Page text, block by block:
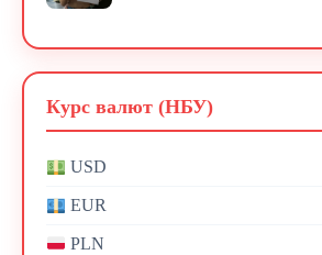
Курс валют (НБУ)
USD
EUR
PLN